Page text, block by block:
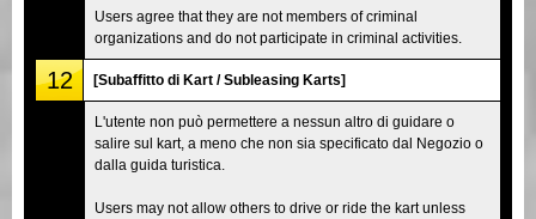
Users agree that they are not members of criminal
organizations and do not participate in criminal activities.
12 [Subaffitto di Kart / Subleasing Karts]
L'utente non può permettere a nessun altro di guidare o
salire sul kart, a meno che non sia specificato dal Negozio o
dalla guida turistica.
Users may not allow others to drive or ride the kart unless